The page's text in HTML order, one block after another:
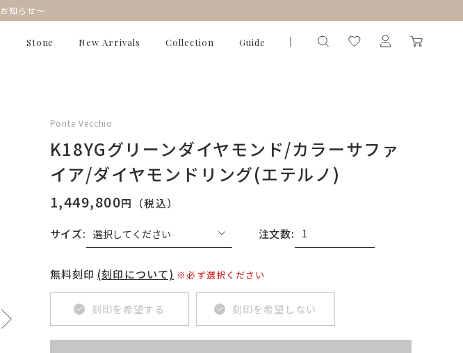
知らせ～
Stone New Arrivals Collection Guide
Ponte Vecchio
K18YGグリーンダイヤモンド/カラーサファ
イア/ダイヤモンドリング(エテルノ)
1,449,800円（税込）
サイズ: 注文数:
無料刻印 (刻印について) ※必ず選択ください
刻印を希望する 刻印を希望しない